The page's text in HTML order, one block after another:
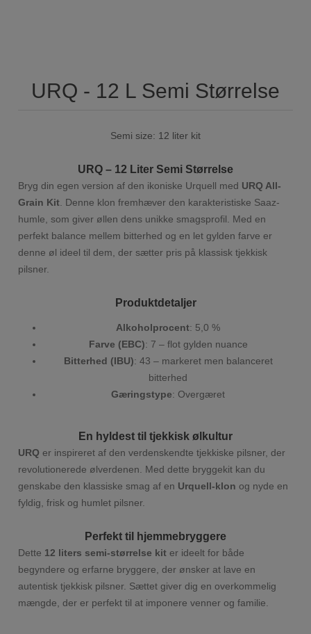
URQ - 12 L Semi Størrelse
Semi size: 12 liter kit
URQ – 12 Liter Semi Størrelse
Bryg din egen version af den ikoniske Urquell med URQ All-
Grain Kit . Denne klon fremhæver den karakteristiske Saaz-
humle, som giver øllen dens unikke smagsprofil. Med en
perfekt balance mellem bitterhed og en let gylden farve er
denne øl ideel til dem, der sætter pris på klassisk tjekkisk
pilsner.
Produktdetaljer
Alkoholprocent: 5,0 %
Farve (EBC): 7 – flot gylden nuance
Bitterhed (IBU): 43 – markeret men balanceret
bitterhed
Gæringstype: Overgæret
En hyldest til tjekkisk ølkultur
URQ er inspireret af den verdenskendte tjekkiske pilsner, der
revolutionerede ølverdenen. Med dette bryggekit kan du
genskabe den klassiske smag af en Urquell-klon og nyde en
fyldig, frisk og humlet pilsner.
Perfekt til hjemmebryggere
Dette 12 liters semi-størrelse kit er ideelt for både
begyndere og erfarne bryggere, der ønsker at lave en
autentisk tjekkisk pilsner. Sættet giver dig en overkommelig
mængde, der er perfekt til at imponere venner og familie.